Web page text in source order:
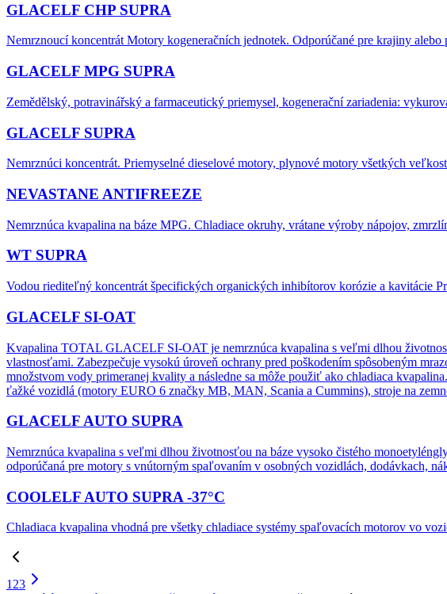
GLACELF CHP SUPRA
Nemrznoucí koncentrát Motory kogeneračních jednotek. Odporúčané pre krajiny alebo
GLACELF MPG SUPRA
Zemědělský, potravinářský a farmaceutický priemysel, kogenerační zariadenia:
GLACELF SUPRA
Nemrznúci koncentrát. Priemyselné dieselové motory, plynové motory všetkých
NEVASTANE ANTIFREEZE
Nemrznúca kvapalina na báze MPG. Chladiace okruhy, vrátane výroby nápojov,
WT SUPRA
Vodou riediteľný koncentrát špecifických organických inhibítorov korózie a kavitácie
GLACELF SI-OAT
Kvapalina TOTAL GLACELF SI-OAT je nemrznúca kvapalina s veľmi dlhou
vlastnosťami. Zabezpečuje vysokú úroveň ochrany pred poškodením spôsobeným
množstvom vody primeranej kvality a následne sa môže použiť ako chladiaca
ťažké vozidlá (motory EURO 6 značky MB, MAN, Scania a Cummins), stroje na
GLACELF AUTO SUPRA
Nemrznúca kvapalina s veľmi dlhou životnosťou na báze vysoko čistého
odporúčaná pre motory s vnútorným spaľovaním v osobných vozidlách, dodávkach,
COOLELF AUTO SUPRA -37°C
Chladiaca kvapalina vhodná pre všetky chladiace systémy spaľovacích motorov vo
123